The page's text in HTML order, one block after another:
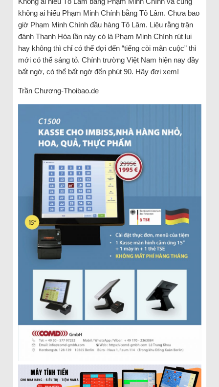
không ai hiểu Phạm Minh Chính bằng Tô Lâm. Chưa bao
giờ Phạm Minh Chính đầu hàng Tô Lâm. Liệu rằng trận
đánh Thanh Hóa lần này có là Phạm Minh Chính rút lui
hay không thì chỉ có thể đợi đến “tiếng còi mãn cuộc” thì
mới có thể sáng tỏ. Chính trường Việt Nam hiện nay đầy
bất ngờ, có thể bất ngờ đến phút 90. Hãy đợi xem!
Trần Chương-Thoibao.de